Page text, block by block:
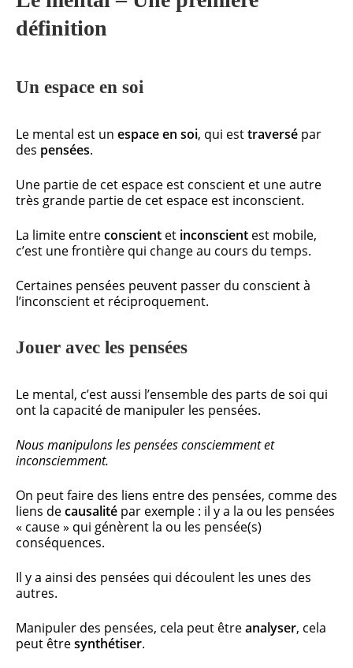
définition
Un espace en soi
Le mental est un espace en soi, qui esttraversé par
des pensées.
Une partie de cet espace est conscient et une autre
très grande partie de cet espace est inconscient.
La limite entreconscient et inconscient est mobile,
c’est une frontière qui change au cours du temps.
Certaines pensées peuvent passer du conscient à
l’inconscient et réciproquement.
Jouer avec les pensées
Le mental, c’est aussi l’ensemble des parts de soi qui
ont la capacité de manipuler les pensées.
Nous manipulons les pensées consciemment et
inconsciemment.
On peut faire des liens entre des pensées, comme des
liens decausalité par exemple : il y a la ou les pensées
« cause » qui génèrent la ou les pensée(s)
conséquences.
Il y a ainsi des pensées qui découlent les unes des
autres.
Manipuler des pensées, cela peut êtreanalyser, cela
peut êtresynthétiser.